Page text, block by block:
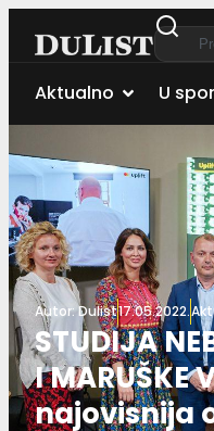
Aktualno U
Autor:Dulist17.05.2022.
STUDIJA
I MARUŠKE
najovisnija